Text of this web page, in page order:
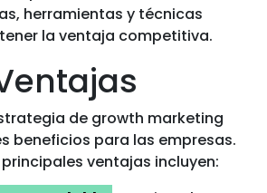
herramientas y técnicas
la ventaja competitiva.
de growth marketing
beneficios para las empresas.
ventajas incluyen: